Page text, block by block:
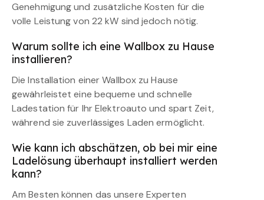
Genehmigung und zusätzliche Kosten für die
volle Leistung von 22 kW sind jedoch nötig.
Warum sollte ich eine Wallbox zu Hause
installieren?
Die Installation einer Wallbox zu Hause
gewährleistet eine bequeme und schnelle
Ladestation für Ihr Elektroauto und spart Zeit,
während sie zuverlässiges Laden ermöglicht.
Wie kann ich abschätzen, ob bei mir eine
Ladelösung überhaupt installiert werden
kann?
Am Besten können das unsere Experten